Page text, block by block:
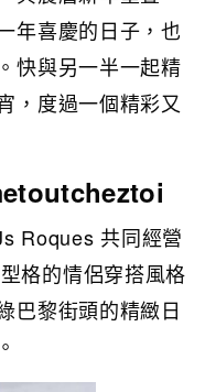
年喜慶的日子，也
快與另一半一起精
，度過一個精彩又
Roques 共同經營
格的情侶穿搭風格
巴黎街頭的精緻日